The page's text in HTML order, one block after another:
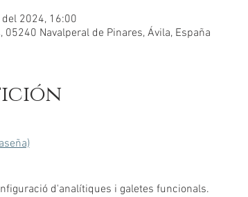
2024, 16:00
Navalperal de Pinares, Ávila, España
d'analítiques i galetes funcionals.